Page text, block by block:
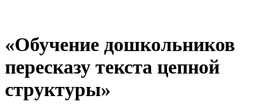
«Обучение дошкольников
пересказу текста цепной
структуры»